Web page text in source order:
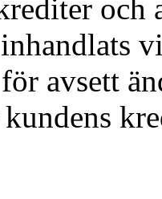
och
för avsett